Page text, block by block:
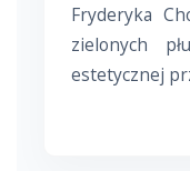
Fryderyka
zielonych
estetycznej